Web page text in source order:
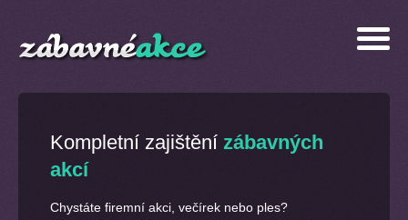
Kompletní zajištění zábavných
akcí
Chystáte firemní akci, večírek nebo ples?